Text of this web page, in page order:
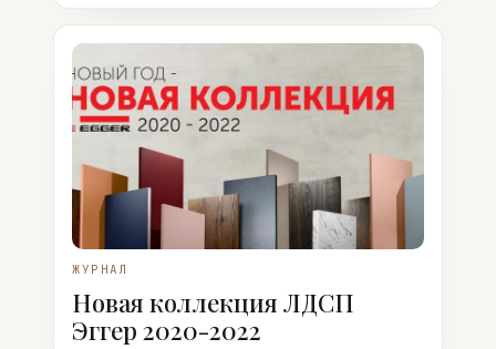
ЖУРНАЛ
Новая коллекция ЛДСП
Эггер 2020-2022